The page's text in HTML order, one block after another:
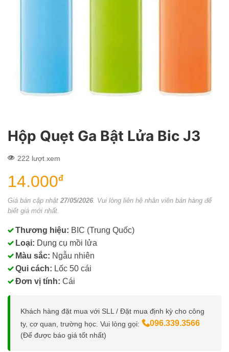
Hộp Quẹt Ga Bật Lửa Bic J3
222 lượt xem
14.000đ
Giá bán cập nhật 27/05/2026 . Vui lòng liên hệ nhân viên bán hàng để
biết giá mới nhất.
Thương hiệu: BIC (Trung Quốc)
Loại: Dụng cụ mồi lửa
Màu sắc: Ngẫu nhiên
Qui cách: Lốc 50 cái
Đơn vị tính: Cái
Khách hàng đặt mua với SLL / Đặt mua định kỳ cho công
ty, cơ quan, trường học. Vui lòng gọi:
096.339.3566
(Để được báo giá tốt nhất)